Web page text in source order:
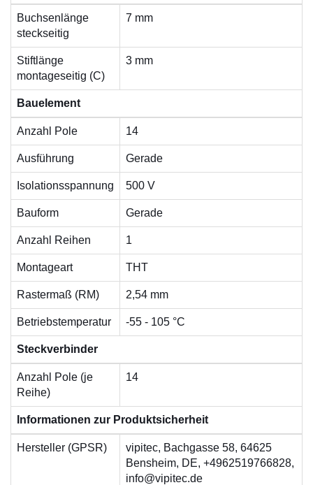
Buchsenlänge
steckseitig
7 mm
Stiftlänge
montageseitig (C)
3 mm
Bauelement
Anzahl Pole 14
Ausführung Gerade
Isolationsspannung 500 V
Bauform Gerade
Anzahl Reihen 1
Montageart THT
Rastermaß (RM) 2,54 mm
Betriebstemperatur -55 - 105 °C
Steckverbinder
Anzahl Pole (je
Reihe)
14
Informationen zur Produktsicherheit
Hersteller (GPSR)
vipitec, Bachgasse 58, 64625
Bensheim, DE, +4962519766828,
info@vipitec.de